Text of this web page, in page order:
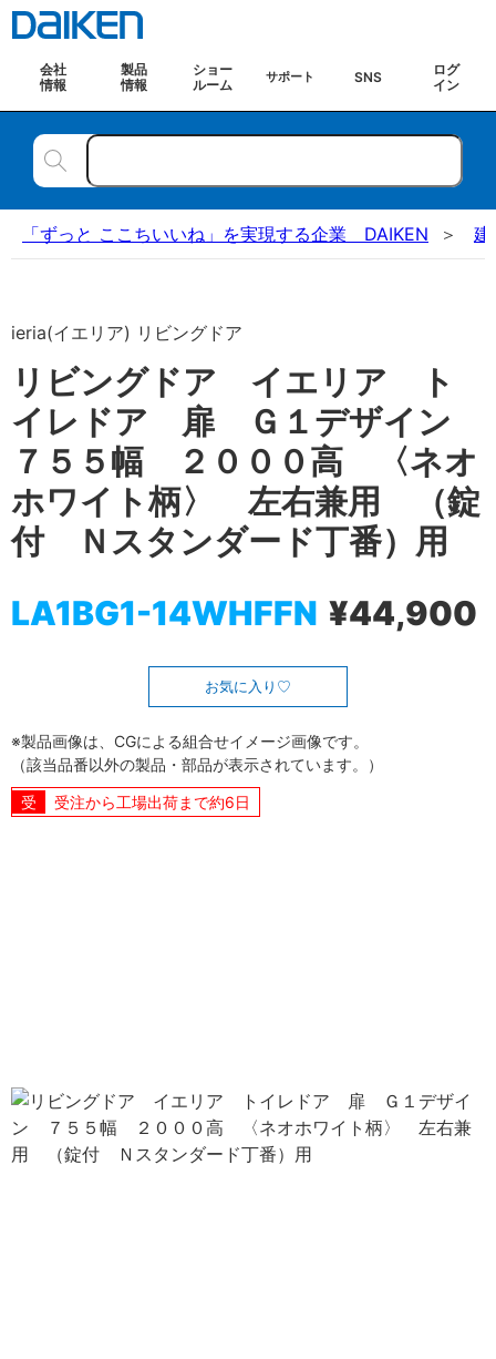
会社
情報
製品
情報
ショー
ルーム
サポート SNS
ログ
イン
「ずっと ここちいいね」を実現する企業 DAIKEN 建
ieria(イエリア) リビングドア
リビングドア イエリア ト
イレドア 扉 Ｇ１デザイン
７５５幅 ２０００高 〈ネオ
ホワイト柄〉 左右兼用 （錠
付 Ｎスタンダード丁番）用
LA1BG1-14WHFFN ¥44,900
お気に入り
※製品画像は、CGによる組合せイメージ画像です。
（該当品番以外の製品・部品が表示されています。）
受注から工場出荷まで約6日